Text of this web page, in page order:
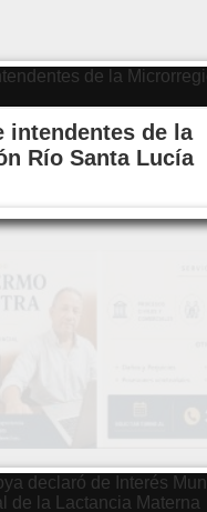
intendentes de la
Río Santa Lucía